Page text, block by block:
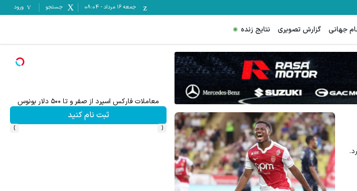
جمعه ۱۶ مرداد -
08:04 جستجو ورود
جهانی گزارش تصویری نتایج زنده
معاملات فارکس اسپرد از صفر و تا ۵۰۰ دلار بونوس
ثبت نام کنید
‹
›